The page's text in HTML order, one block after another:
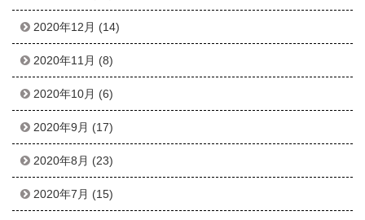
2020年12月 (14)
2020年11月 (8)
2020年10月 (6)
2020年9月 (17)
2020年8月 (23)
2020年7月 (15)